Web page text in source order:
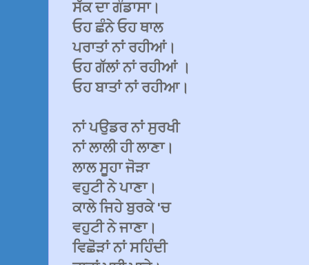
ਸੱਕ ਦਾ ਗੰਡਾਸਾ।
ਓਹ ਛੰਨੇ ਓਹ ਥਾਲ
ਪਰਾਤਾਂ ਨਾਂ ਰਹੀਆਂ।
ਓਹ ਗੱਲਾਂ ਨਾਂ ਰਹੀਆਂ ।
ਓਹ ਬਾਤਾਂ ਨਾਂ ਰਹੀਆ।
ਨਾਂ ਪਉਡਰ ਨਾਂ ਸੁਰਖੀ
ਨਾਂ ਲਾਲੀ ਹੀ ਲਾਣਾ।
ਲਾਲ ਸੂਹਾ ਜੋੜਾ
ਵਹੁਟੀ ਨੇ ਪਾਣਾ।
ਕਾਲੇ ਜਿਹੇ ਬੁਰਕੇ 'ਚ
ਵਹੁਟੀ ਨੇ ਜਾਣਾ।
ਵਿਛੋੜਾਂ ਨਾਂ ਸਹਿੰਦੀ